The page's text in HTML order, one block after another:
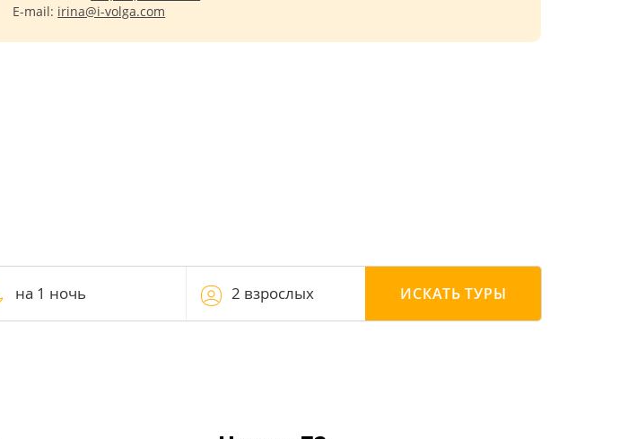
E-mail: irina@i-volga.com
на 1 ночь 2 взрослых ИСКАТЬ ТУРЫ